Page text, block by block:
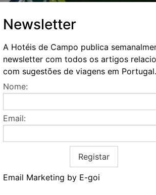
Newsletter
A Hotéis de Campo publica
newsletter com todos os artigos
com sugestões de viagens em Portugal.
Nome:
Email:
Registar
Email Marketing by E-goi
DESIGN & WINE HOTEL –
TECNOLOGIA, VINHOS E COR